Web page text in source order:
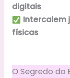
digitais
Intercalem
físicas
O Segredo do